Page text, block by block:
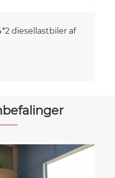
risici for